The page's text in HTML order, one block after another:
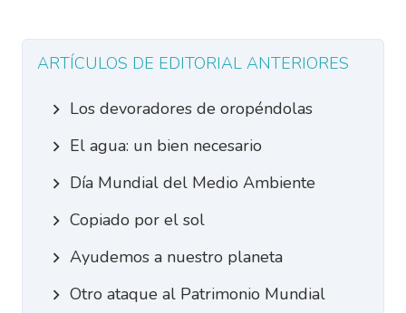
ARTÍCULOS DE EDITORIAL ANTERIORES
Los devoradores de oropéndolas
El agua: un bien necesario
Día Mundial del Medio Ambiente
Copiado por el sol
Ayudemos a nuestro planeta
Otro ataque al Patrimonio Mundial